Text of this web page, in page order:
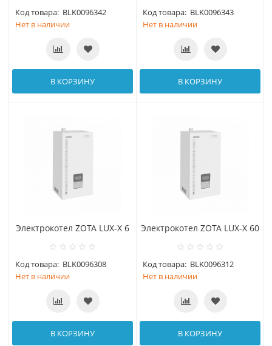
Код товара: BLK0096342
Нет в наличии
В КОРЗИНУ
Код товара: BLK0096343
Нет в наличии
В КОРЗИНУ
Электрокотел ZOTA LUX-X 6
Код товара: BLK0096308
Нет в наличии
В КОРЗИНУ
Электрокотел ZOTA LUX-X 60
Код товара: BLK0096312
Нет в наличии
В КОРЗИНУ